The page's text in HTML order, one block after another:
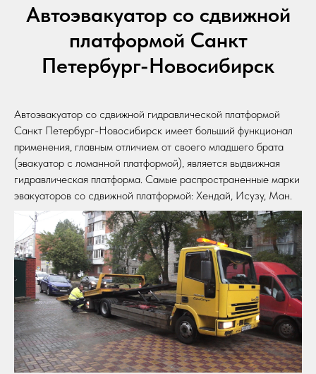
Автоэвакуатор со сдвижной
платформой Санкт
Петербург-Новосибирск
Автоэвакуатор со сдвижной гидравлической платформой
Санкт Петербург-Новосибирск имеет больший функционал
применения, главным отличием от своего младшего брата
(эвакуатор с ломанной платформой), является выдвижная
гидравлическая платформа. Самые распространенные марки
эвакуаторов со сдвижной платформой: Хендай, Исузу, Ман.